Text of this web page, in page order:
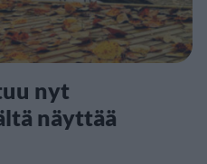
nyt
näyttää